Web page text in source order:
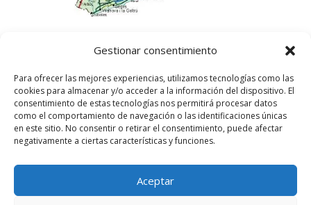
Gestionar consentimiento
Para ofrecer las mejores experiencias, utilizamos tecnologías como las
cookies para almacenar y/o acceder a la información del dispositivo. El
consentimiento de estas tecnologías nos permitirá procesar datos
como el comportamiento de navegación o las identificaciones únicas
en este sitio. No consentir o retirar el consentimiento, puede afectar
negativamente a ciertas características y funciones.
Aceptar
Lampista Barcelona. Todos los derechos
reservados.